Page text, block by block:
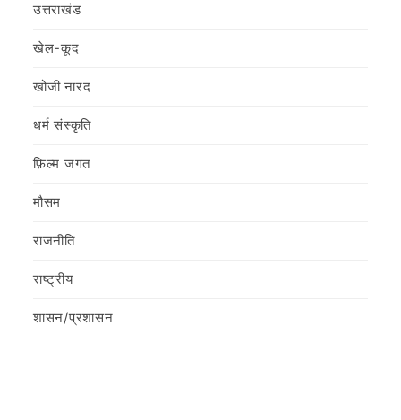
उत्तराखंड
खेल-कूद
खोजी नारद
धर्म संस्कृति
फ़िल्‍म जगत
मौसम
राजनीति
राष्ट्रीय
शासन/प्रशासन